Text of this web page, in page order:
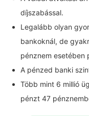
díjszabással.
Legalább olyan
bankoknál, de
pénznem esetében
A pénzed banki
Több mint 6 millió
pénzt 47